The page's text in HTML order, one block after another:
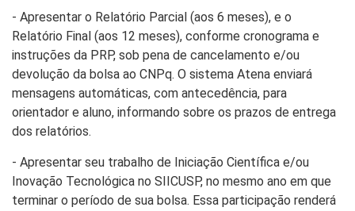
- Apresentar o Relatório Parcial (aos 6 meses), e o
Relatório Final (aos 12 meses), conforme cronograma e
instruções da PRP, sob pena de cancelamento e/ou
devolução da bolsa ao CNPq. O sistema Atena enviará
mensagens automáticas, com antecedência, para
orientador e aluno, informando sobre os prazos de entrega
dos relatórios.
- Apresentar seu trabalho de Iniciação Científica e/ou
Inovação Tecnológica no SIICUSP, no mesmo ano em que
terminar o período de sua bolsa. Essa participação renderá